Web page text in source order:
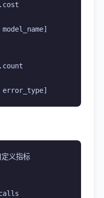
义指标